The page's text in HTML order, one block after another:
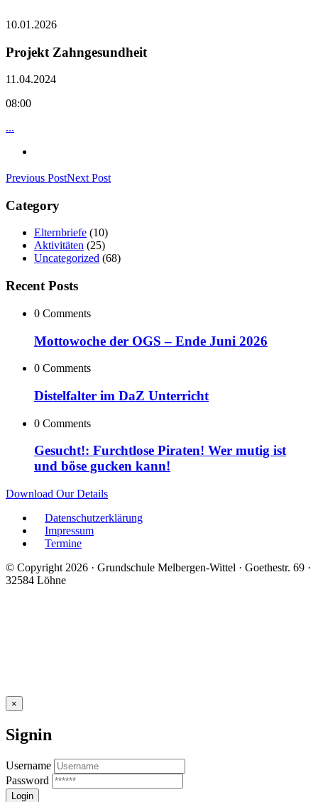
10.01.2026
Projekt Zahngesundheit
11.04.2024
08:00
...
Previous PostNext Post
Category
Elternbriefe (10)
Aktivitäten (25)
Uncategorized (68)
Recent Posts
0 Comments
Mottowoche der OGS – Ende Juni 2026
0 Comments
Distelfalter im DaZ Unterricht
0 Comments
Gesucht!: Furchtlose Piraten! Wer mutig ist
und böse gucken kann!
Download Our Details
Datenschutzerklärung
Impressum
Termine
© Copyright 2026 · Grundschule Melbergen-Wittel · Goethestr. 69 ·
32584 Löhne
×
Signin
Username
Password